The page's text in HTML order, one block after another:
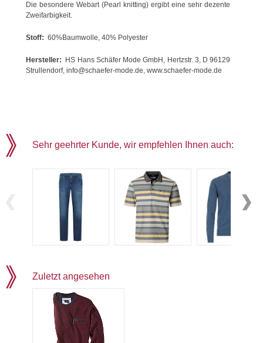
Die besondere Webart (Pearl knitting) ergibt eine sehr dezente
Zweifarbigkeit.
Stoff: 60%Baumwolle, 40% Polyester
Hersteller: HS Hans Schäfer Mode GmbH, Hertzstr. 3, D 96129
Strullendorf, info@schaefer-mode.de, www.schaefer-mode.de
Sehr geehrter Kunde, wir empfehlen Ihnen auch:
Zuletzt angesehen